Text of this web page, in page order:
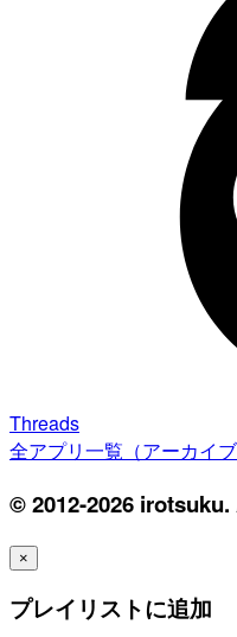
Threads
全アプリ一覧（アーカイブ
© 2012-2026
×
プレイリストに追加